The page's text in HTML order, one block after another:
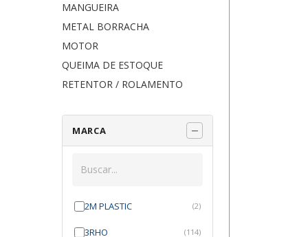
MANGUEIRA
METAL BORRACHA
MOTOR
QUEIMA DE ESTOQUE
RETENTOR / ROLAMENTO
MARCA
2M PLASTIC (2)
3RHO (114)